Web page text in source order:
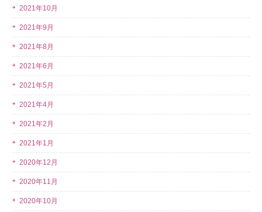
2021年10月
2021年9月
2021年8月
2021年6月
2021年5月
2021年4月
2021年2月
2021年1月
2020年12月
2020年11月
2020年10月